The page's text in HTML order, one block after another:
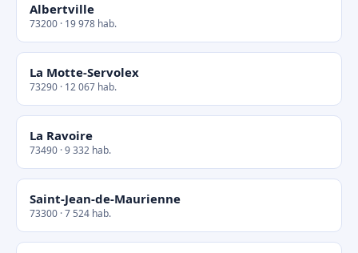
Albertville
73200 · 19 978 hab.
La Motte-Servolex
73290 · 12 067 hab.
La Ravoire
73490 · 9 332 hab.
Saint-Jean-de-Maurienne
73300 · 7 524 hab.